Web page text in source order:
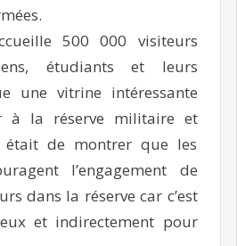
500 000 visiteurs
étudiants et leurs
une vitrine intéressante
à la réserve militaire et
de montrer que les
l’engagement de
dans la réserve car c’est
et indirectement pour